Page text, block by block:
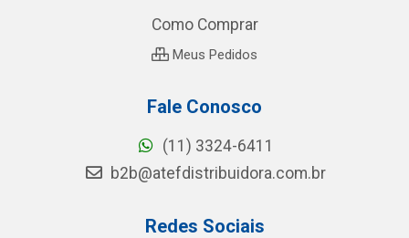
Como Comprar
Meus Pedidos
Fale Conosco
(11) 3324-6411
b2b@atefdistribuidora.com.br
Redes Sociais